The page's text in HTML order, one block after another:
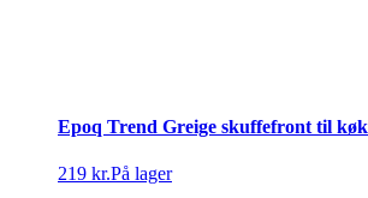
Epoq Trend Greige skuffefront til
219 kr.På lager